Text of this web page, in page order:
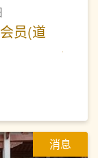
员(道
消息